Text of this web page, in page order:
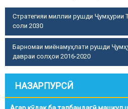
Стратегияи миллии рушди Ҷумҳурии
соли 2030
Барномаи миёнамуҳлати рушди
давраи солҳои 2016-2020
НАЗАРПУРСӢ